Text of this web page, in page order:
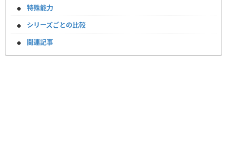
特殊能力
シリーズごとの比較
関連記事